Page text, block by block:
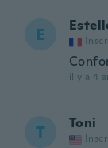
E
il y a 4
T Toni